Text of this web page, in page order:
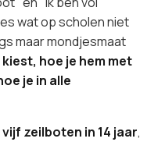
wat op scholen niet
maar mondjesmaat
hoe je hem met
je in alle
vijf zeilboten in 14 jaar,